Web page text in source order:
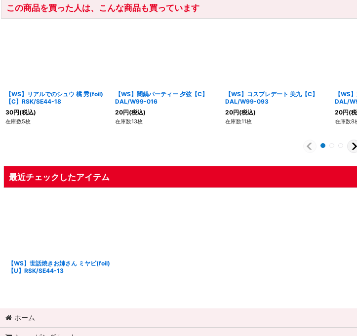
この商品を買った人は、こんな商品も買っています
【WS】リアルでのシュウ 橘 秀(foil)
【C】RSK/SE44-18
30円(税込)
在庫数5枚
【WS】闇鍋パーティー 夕弦【C】
DAL/W99-016
20円(税込)
在庫数13枚
【WS】コスプレデート 美九【C】
DAL/W99-093
20円(税込)
在庫数11枚
【WS
DAL/
20円(
在庫数8
最近チェックしたアイテム
【WS】世話焼きお姉さん ミヤビ(foil)
【U】RSK/SE44-13
ホーム